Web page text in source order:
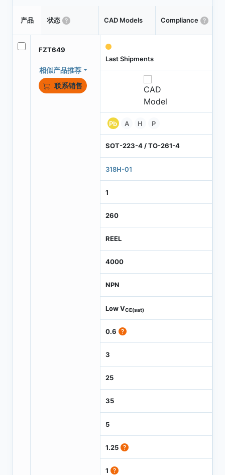
产品 状态 CAD Models Compliance
FZT649
相似产品推荐
联系销售
Last Shipments
Pb A H P
SOT-223-4 / TO-261-4
318H-01
1
260
REEL
4000
NPN
Low VCE(sat)
0.6
3
25
35
5
1.25
1